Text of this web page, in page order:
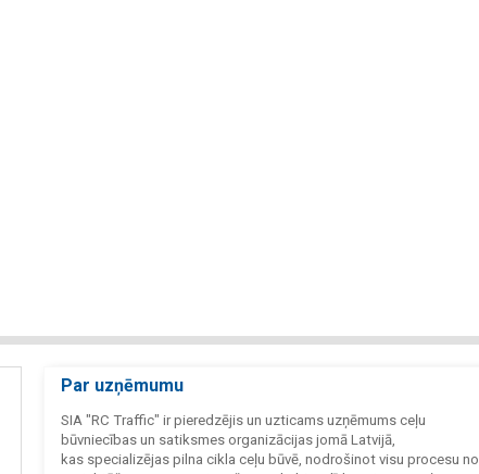
Par uzņēmumu
SIA "RC Traffic" ir pieredzējis un uzticams uzņēmums ceļu
būvniecības un satiksmes organizācijas jomā Latvijā,
kas specializējas pilna cikla ceļu būvē, nodrošinot visu procesu no